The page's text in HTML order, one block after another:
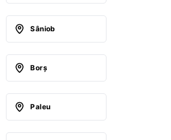
Sâniob
Borş
Paleu